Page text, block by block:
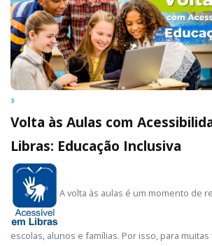
3
Volta às Aulas com
Libras: Educação Inclusiva
A volta às aulas é um momento de
escolas, alunos e famílias. Por isso, para